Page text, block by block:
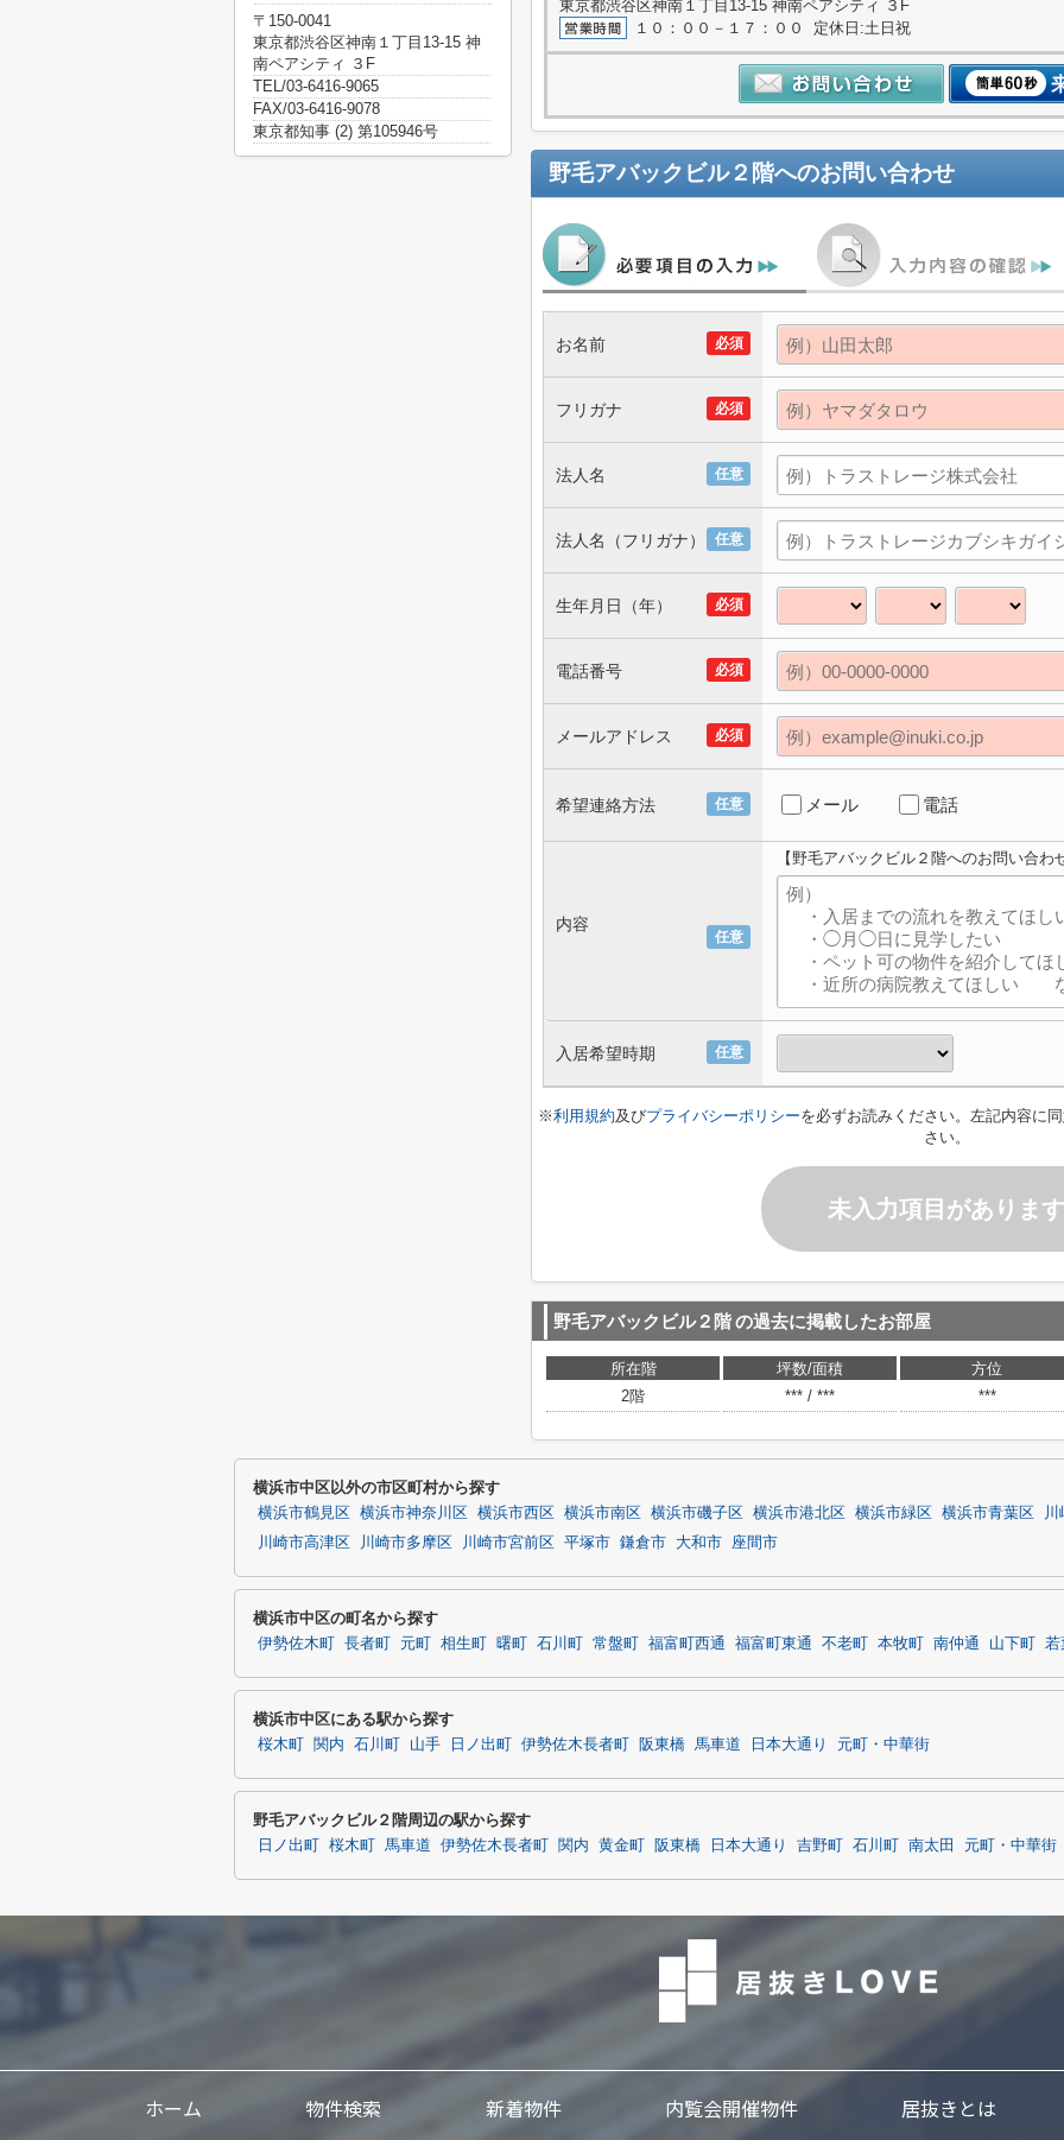
東京都渋谷区神南１丁目13-15 神南ペアシティ ３F
１０：００－１７：００ 定休日:土日祝
野毛アバックビル２階へのお問い合わせ
必須
お名前
必須
フリガナ
任意
法人名
任意
法人名（フリガナ）
必須
生年月日（年）
必須
電話番号
必須
メールアドレス
任意
希望連絡方法 メール 電話
任意
内容
【野毛アバックビル２階へのお問い合わ
任意
入居希望時期
※利用規約及びプライバシーポリシーを必ずお読みください。左記内容に
さい。
未入力項目があります
野毛アバックビル２階の過去に掲載したお部屋
所在階 坪数/面積
方位
2階
*** / *** ***
〒150-0041
東京都渋谷区神南１丁目13-15 神
南ペアシティ ３F
TEL/03-6416-9065
FAX/03-6416-9078
東京都知事 (2) 第105946号
横浜市中区以外の市区町村から探す
横浜市鶴見区 横浜市神奈川区 横浜市西区 横浜市南区 横浜市磯子区 横浜市港北区 横浜市緑区 横浜市青葉区
川
川崎市高津区
川崎市多摩区 川崎市宮前区 平塚市 鎌倉市 大和市 座間市
横浜市中区の町名から探す
伊勢佐木町 長者町 元町 相生町 曙町 石川町 常盤町 福富町西通 福富町東通 不老町 本牧町 南仲通 山下町 若
横浜市中区にある駅から探す
桜木町 関内 石川町 山手 日ノ出町 伊勢佐木長者町 阪東橋 馬車道 日本大通り 元町・中華街
野毛アバックビル２階周辺の駅から探す
日ノ出町 桜木町 馬車道 伊勢佐木長者町 関内 黄金町 阪東橋 日本大通り 吉野町 石川町 南太田 元町・中華街
ホーム 物件検索 新着物件 内覧会開催物件 居抜きとは